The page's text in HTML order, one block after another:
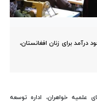
درآمد برای زنان افغانستان،
علمیه خواهران، اداره توسعه‌